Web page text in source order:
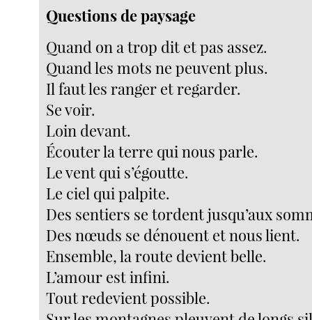
Questions de paysage
Quand on a trop dit et pas assez.
Quand les mots ne peuvent plus.
Il faut les ranger et regarder.
Se voir.
Loin devant.
Écouter la terre qui nous parle.
Le vent qui s’égoutte.
Le ciel qui palpite.
Des sentiers se tordent jusqu’aux
Des nœuds se dénouent et nous lient.
Ensemble, la route devient belle.
L’amour est infini.
Tout redevient possible.